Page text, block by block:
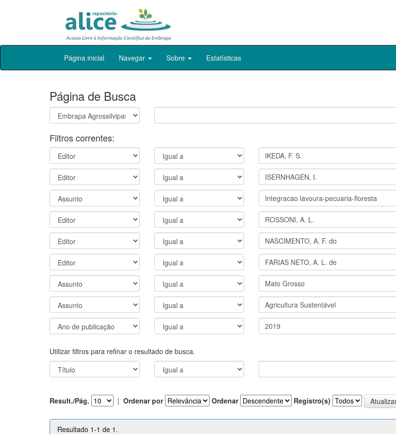
Skip
Página inicial Navegar Sobre Estatísticas
Página de Busca
Filtros correntes:
Utilizar filtros para refinar o resultado de busca.
Result./Pág. | Ordenar por Ordenar Registro(s)
Resultado 1-1 de 1.